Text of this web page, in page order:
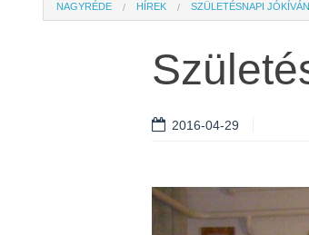
NAGYRÉDE HÍREK SZÜLETÉSNAPI
2016-04-29